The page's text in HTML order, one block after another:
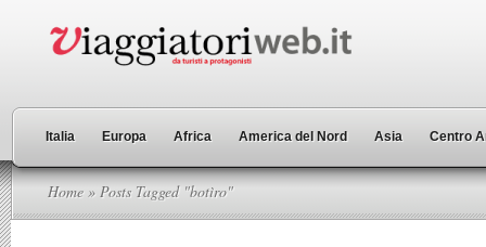
Italia Europa Africa America del Nord Asia Centro
Home » Posts Tagged "botìro"